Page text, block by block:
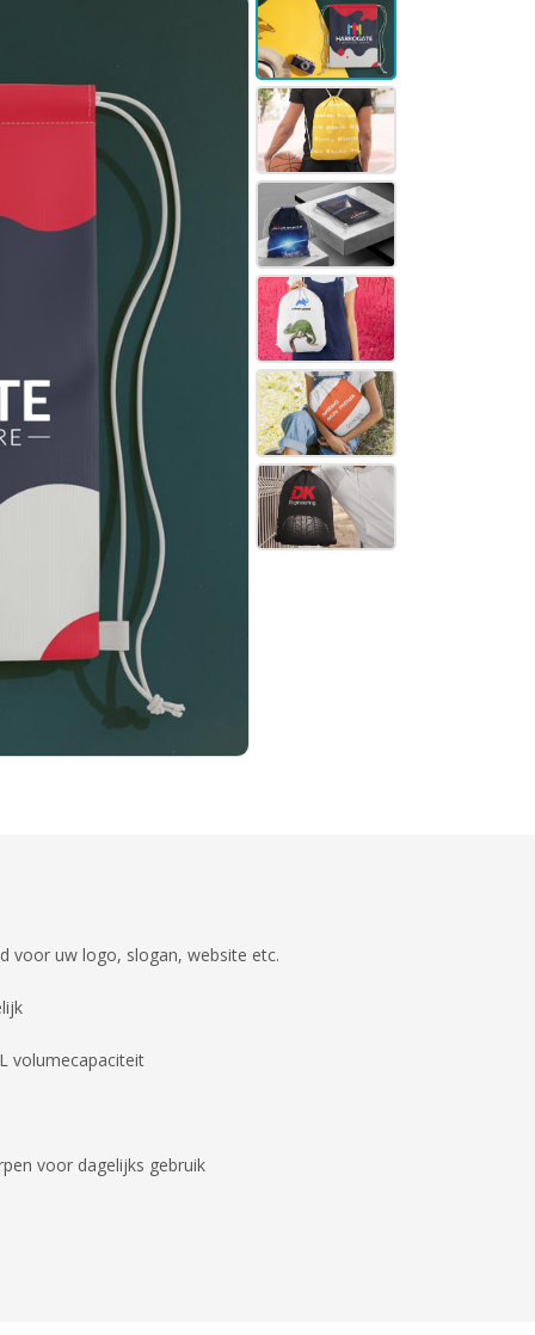
voor uw logo, slogan, website etc.
volumecapaciteit
voor dagelijks gebruik